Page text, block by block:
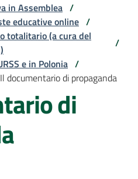
in Assemblea /
educative online /
totalitario (a cura del
/
e in Polonia /
Il documentario di propaganda
di